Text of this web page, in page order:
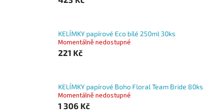
KELÍMKY papírové Eco bílé 250ml 30ks
Momentálně nedostupné
221 Kč
KELÍMKY papírové Boho Floral Team Bride 80ks
Momentálně nedostupné
1 306 Kč